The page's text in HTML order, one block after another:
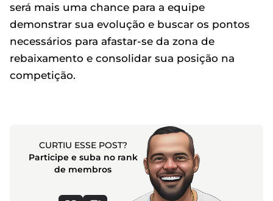
será mais uma chance para a equipe
demonstrar sua evolução e buscar os pontos
necessários para afastar-se da zona de
rebaixamento e consolidar sua posição na
competição.
CURTIU ESSE POST?
Participe e suba no rank
de membros